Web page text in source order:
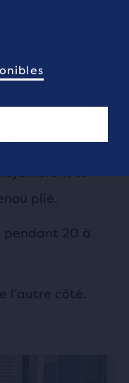
cuisse droite.
droite
droite, mais
plié.
pendant 20 à
l’autre côté.